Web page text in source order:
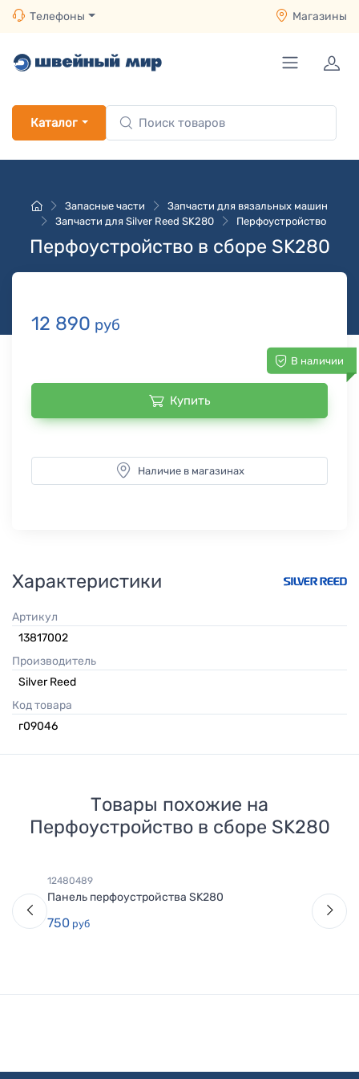
Телефоны Магазины
Каталог
Запасные части
Запчасти для вязальных машин
Запчасти для Silver Reed SK280
Перфоустройство
Перфоустройство в сборе SK280
12 890 руб
В наличии
Купить
Наличие в магазинах
Характеристики
Артикул
13817002
Производитель
Silver Reed
Код товара
г09046
Товары похожие на
Перфоустройство в сборе SK280
12480489
Панель перфоустройства SK280
750 руб